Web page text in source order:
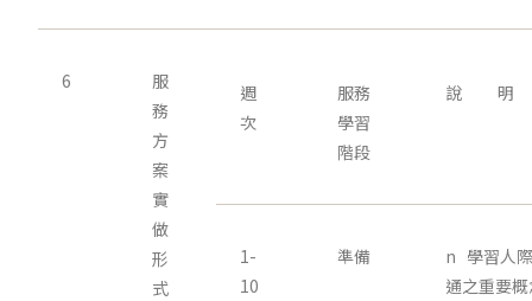
6
服
務
方
案
實
做
形
式
週
次
服務
學習
階段
說 明
1-
10
準備
n 學習人
通之重要